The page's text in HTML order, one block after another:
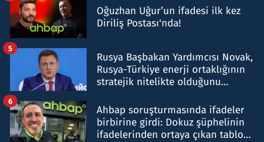
Oğuzhan Uğur’un ifadesi ilk kez
Diriliş Postası'nda!
Rusya Başbakan Yardımcısı Novak,
Rusya-Türkiye enerji ortaklığının
stratejik nitelikte olduğunu
5
Ahbap soruşturmasında ifadeler
birbirine girdi: Dokuz şüphelinin
ifadelerinden ortaya çıkan tablo
6